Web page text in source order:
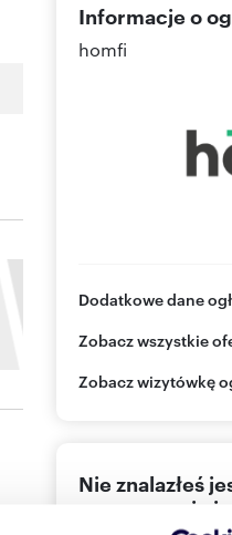
Informacje o
homfi
Dodatkowe dane
Kraków
PL
Zobacz wszystkie
Zobacz wizytówkę
Nie znalazłeś
wymarzonej